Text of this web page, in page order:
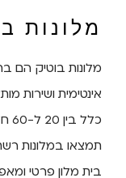
מלונות
מלונות בוטיק הם
אינטימית ושירות
תמצאו במלונות
בית מלון פרטי